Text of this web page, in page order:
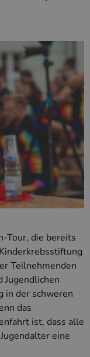
Tour, die bereits
Teilnehmenden
Jugendlichen
in der schweren
das
ist, dass alle
eine